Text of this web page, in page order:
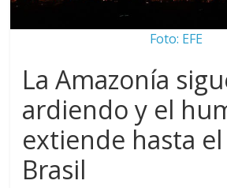
Foto: EFE
La Amazonía
ardiendo y el
extiende hasta
Brasil